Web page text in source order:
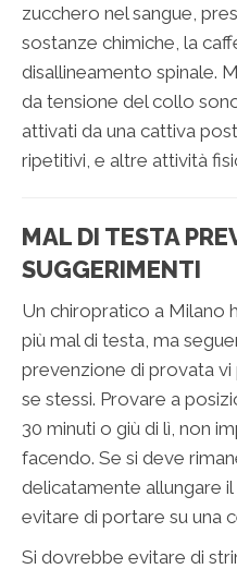
zucchero nel sangue,
sostanze chimiche, la
disallineamento spinale.
da tensione del collo
attivati ​​da una cattiva
ripetitivi, e altre attività
MAL DI TESTA
SUGGERIMENTI
Un chiropratico a Milano
più mal di testa, ma
prevenzione di provata
se stessi. Provare a
30 minuti o giù di lì, non
facendo. Se si deve
delicatamente allungare
evitare di portare su una
Si dovrebbe evitare di